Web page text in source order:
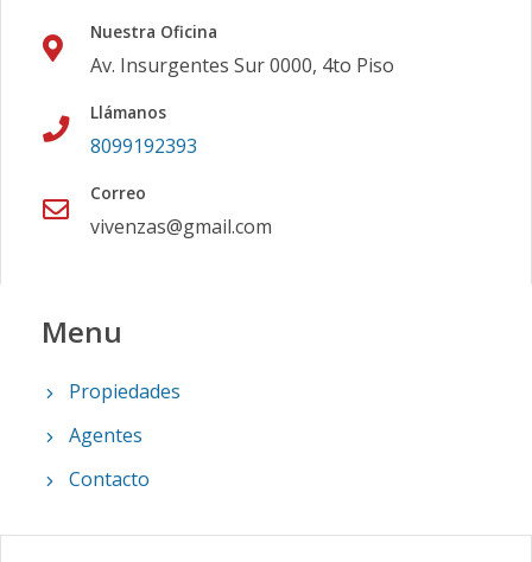
Nuestra Oficina
Av. Insurgentes Sur 0000, 4to Piso
Llámanos
8099192393
Correo
vivenzas@gmail.com
Menu
Propiedades
Agentes
Contacto